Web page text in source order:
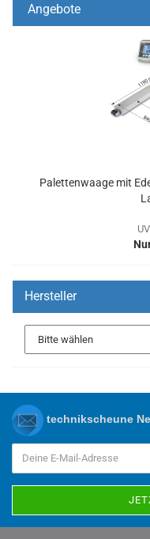
Angebote
Palettenwaage mit
Hersteller
technikscheune